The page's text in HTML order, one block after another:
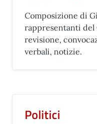
Composizione di
rappresentanti del
revisione,
verbali, notizie.
Politici